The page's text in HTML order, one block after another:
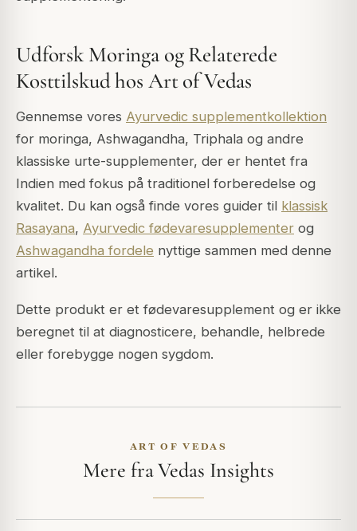
Udforsk Moringa og Relaterede
Kosttilskud hos Art of Vedas
Gennemse vores Ayurvedic supplementkollektion
for moringa, Ashwagandha, Triphala og andre
klassiske urte-supplementer, der er hentet fra
Indien med fokus på traditionel forberedelse og
kvalitet. Du kan også finde vores guider til klassisk
Rasayana, Ayurvedic fødevaresupplementer og
Ashwagandha fordele nyttige sammen med denne
artikel.
Dette produkt er et fødevaresupplement og er ikke
beregnet til at diagnosticere, behandle, helbrede
eller forebygge nogen sygdom.
ART OF VEDAS
Mere fra Vedas Insights